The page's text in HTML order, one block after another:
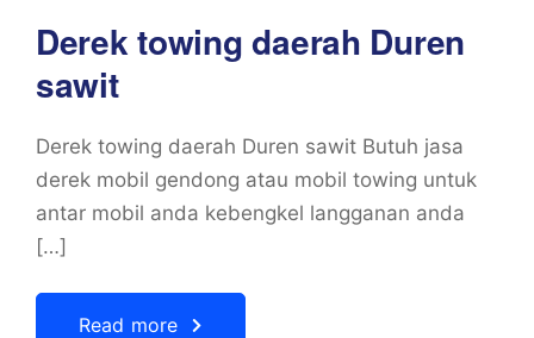
Derek towing daerah Duren
sawit
Derek towing daerah Duren sawit Butuh jasa
derek mobil gendong atau mobil towing untuk
antar mobil anda kebengkel langganan anda
[…]
Read more